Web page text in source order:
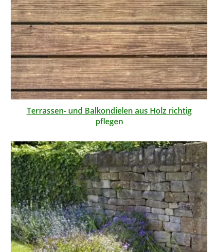
Terrassen- und Balkondielen aus Holz richtig
pflegen